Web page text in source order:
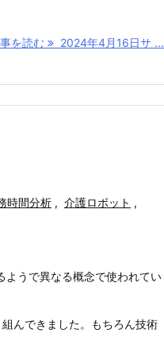
を読む 2024年4月16日サ ...
時間分析 , 介護ロボット ,
ようで異なる概念で使われてい
んできました。もちろん技術